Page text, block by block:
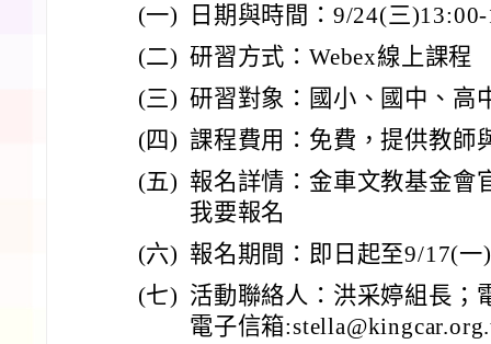
(一)
日期與時間：9/24(三
(二) 研習方式：Webex線上課程
(三) 研習對象：國小、國中、高
(四) 課程費用：免費，提供教師
(五) 報名詳情：金車文教基金會
我要報名
(六) 報名期間：即日起至9/17(
(七) 活動聯絡人：洪采婷組長；
電子信箱